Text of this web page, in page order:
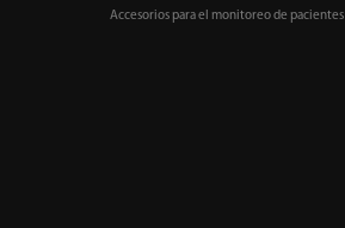
Accesorios para el monitoreo de pacientes